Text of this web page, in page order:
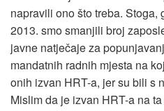
napravili ono što treba. Stoga,
2013. smo smanjili broj
javne natječaje za
mandatnih radnih mjesta na
onih izvan HRT-a, jer su bili s
Mislim da je izvan HRT-a na